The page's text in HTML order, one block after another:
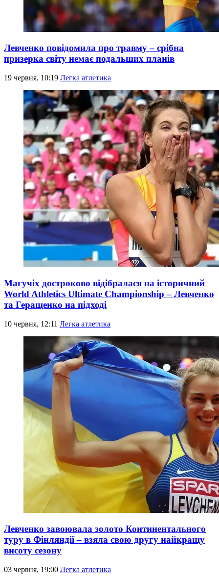
Левченко повідомила про травму – срібна
призерка світу немає подальших планів
19 червня, 10:19 Легка атлетика
Магучіх достроково відібралася на історичний
World Athletics Ultimate Championship – Левченко
та Геращенко на підході
10 червня, 12:11 Легка атлетика
Левченко завоювала золото Континентального
туру в Фінляндії – взяла свою другу найкращу
висоту сезону
03 червня, 19:00 Легка атлетика